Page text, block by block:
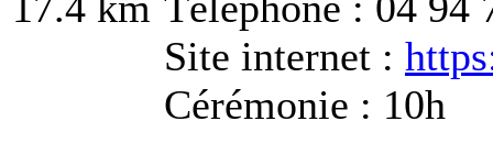
Site internet :
Cérémonie : 10h